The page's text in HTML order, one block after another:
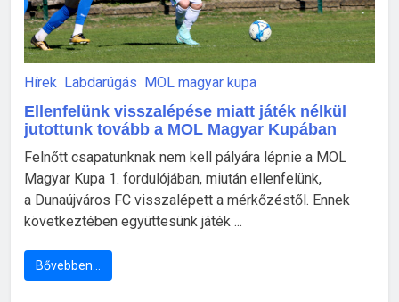
Hírek Labdarúgás MOL magyar kupa
Ellenfelünk visszalépése miatt játék nélkül
jutottunk tovább a MOL Magyar Kupában
Felnőtt csapatunknak nem kell pályára lépnie a MOL
Magyar Kupa 1. fordulójában, miután ellenfelünk,
a Dunaújváros FC visszalépett a mérkőzéstől. Ennek
következtében együttesünk játék ...
Bővebben…